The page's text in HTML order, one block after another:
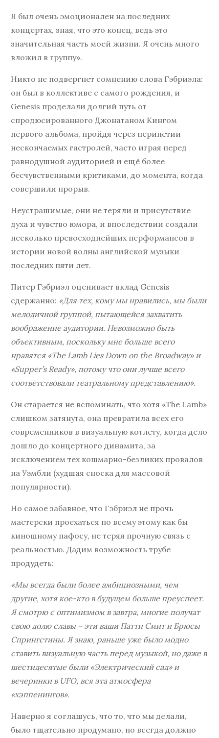
Я был очень эмоционален на последних
концертах, зная, что это конец, ведь это
значительная часть моей жизни. Я очень много
вложил в группу».
Никто не подвергнет сомнению слова Гэбриэла:
он был в коллективе с самого рождения, и
Genesis проделали долгий путь от
спродюсированного Джонатаном Кингом
первого альбома, пройдя через перипетии
нескончаемых гастролей, часто играя перед
равнодушной аудиторией и ещё более
бесчувственными критиками, до момента, когда
совершили прорыв.
Неустрашимые, они не теряли и присутствие
духа и чувство юмора, и впоследствии создали
несколько превосходнейших перформансов в
истории новой волны английской музыки
последних пяти лет.
Питер Гэбриэл оценивает вклад Genesis
сдержанно: «Для тех, кому мы нравились, мы были
мелодичной группой, пытающейся захватить
воображение аудитории. Невозможно быть
объективным, поскольку мне больше всего
нравятся «The Lamb Lies Down on the Broadway» и
«Supper’s Ready», потому что они лучше всего
соответствовали театральному представлению».
Он старается не вспоминать, что хотя «The Lamb»
слишком затянута, она превратила всех его
современников в визуальную котлету, когда дело
дошло до концертного динамита, за
исключением тех кошмарно-безликих провалов
на Уэмбли (худшая сноска для массовой
популярности).
Но самое забавное, что Гэбриэл не прочь
мастерски проехаться по всему этому как бы
киношному пафосу, не теряя прочную связь с
реальностью. Дадим возможность трубе
продудеть:
«Мы всегда были более амбициозными, чем
другие, хотя кое-кто в будущем больше преуспеет.
Я смотрю с оптимизмом в завтра, многие получат
свою долю славы – эти ваши Патти Смит и Брюсы
Спрингстины. Я знаю, раньше уже было модно
ставить визуальную часть перед музыкой, но даже в
шестидесятые были «Электрический сад» и
вечеринки в UFO, вся эта атмосфера
«хэппенингов».
Наверно я соглашусь, что то, что мы делали,
было тщательно продумано, но всегда должно